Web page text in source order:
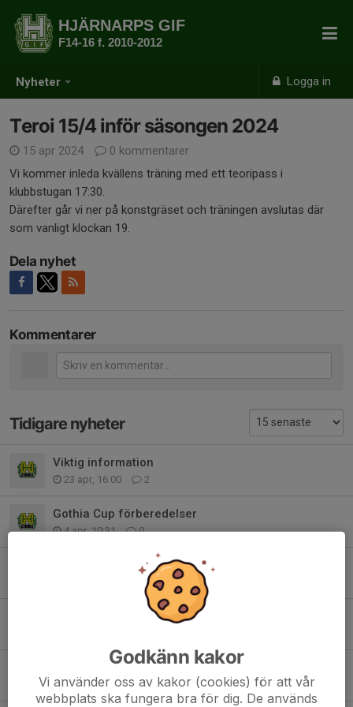
Nyheter Logga in
HJÄRNARPS GIF
F14-16 f. 2010-2012
Teroi 15/4 inför säsongen 2024
15 apr 2024
0 kommentarer
Vi kommer inleda kvällens träning med ett teoripass i
klubbstugan 17:30.
Därefter går vi ner på konstgräset och träningen avslutas där
som vanligt klockan 19.
Dela nyhet
Kommentarer
Tidigare nyheter
Viktig information
23 apr, 16:00 2
Gothia Cup förberedelser
4 apr, 10:31 0
0
Träningen inställd 2 februari
Tack för i år
16 dec 2025 0
Godkänn kakor
Vi använder oss av kakor (cookies) för att vår
webbplats ska fungera bra för dig. De används